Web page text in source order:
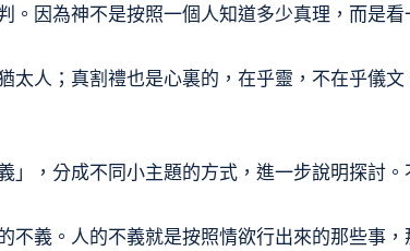
因為神不是按照一個人知道多少真理，而是
太人；真割禮也是心裏的，在乎靈，不在乎儀
，分成不同小主題的方式，進一步說明探討
不義。人的不義就是按照情欲行出來的那些事